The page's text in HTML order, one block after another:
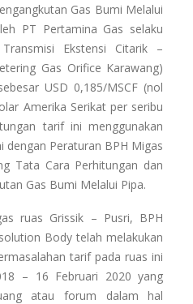
Gas Bumi Melalui
PT Pertamina Gas selaku
Ekstensi Citarik –
Gas Orifice Karawang)
USD 0,185/MSCF (nol
Amerika Serikat per seribu
tarif ini menggunakan
Peraturan BPH Migas
Tata Cara Perhitungan dan
Gas Bumi Melalui Pipa.
ruas Grissik – Pusri, BPH
Body telah melakukan
tarif pada ruas ini
– 16 Februari 2020 yang
atau forum dalam hal